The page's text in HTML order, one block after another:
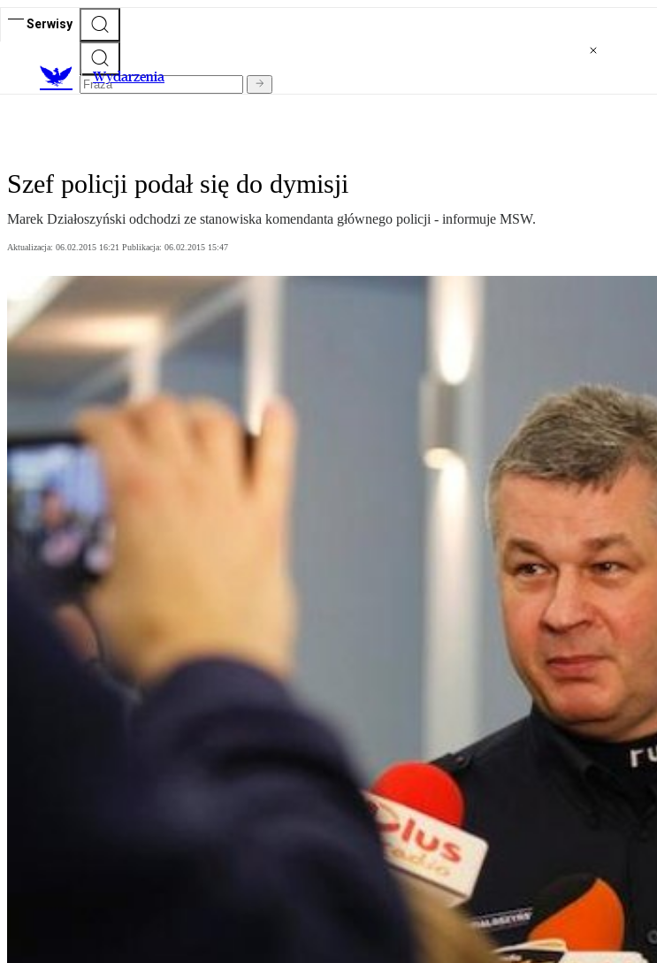
Serwisy
Wydarzenia
Szef policji podał się do dymisji
Marek Działoszyński odchodzi ze stanowiska komendanta głównego policji - informuje MSW.
Aktualizacja: 06.02.2015 16:21 Publikacja: 06.02.2015 15:47